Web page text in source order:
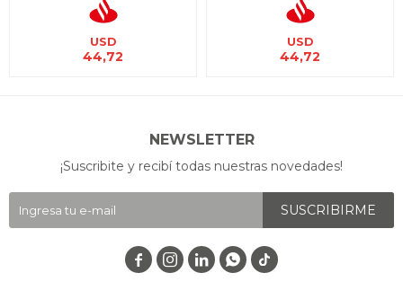
USD
44,72
USD
44,72
NEWSLETTER
¡Suscribite y recibí todas nuestras novedades!
SUSCRIBIRME
   